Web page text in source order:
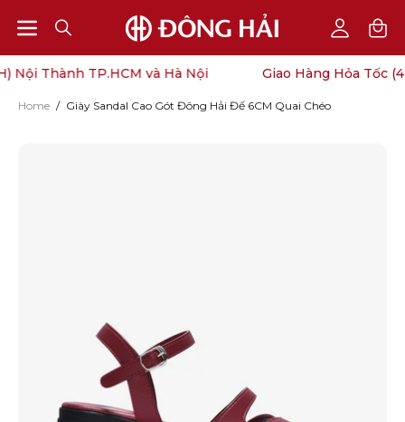
Open
navigation
menu
OPEN
SEARCH
BAR
My
Account
Nội Thành TP.HCM và Hà Nội Giao Hàng Hỏa Tốc
Home / Giày Sandal Cao Gót Đông Hải Đế 6CM Quai Chéo